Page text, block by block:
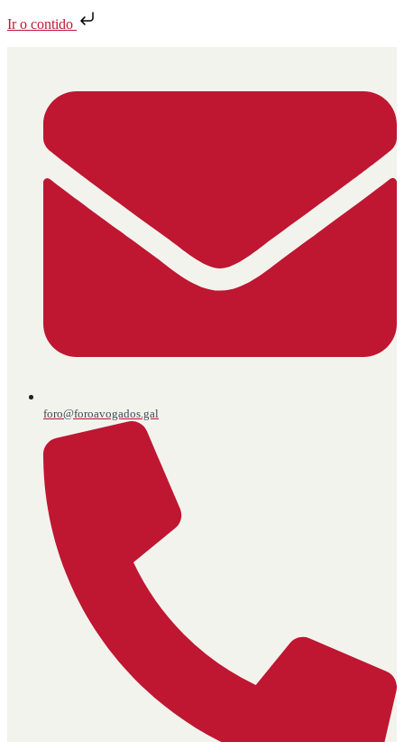
Ir o contido
foro@foroavogados.gal